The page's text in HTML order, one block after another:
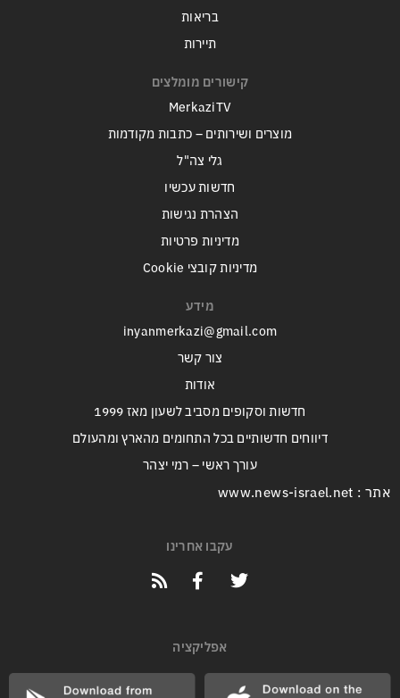
בריאות
תיירות
קישורים מומלצים
MerkaziTV
מוצרים ושירותים – כתבות מקודמות
גלי צה"ל
חדשות עכשיו
הצהרת נגישות
מדיניות פרטיות
מדיניות קובצי Cookie
מידע
inyanmerkazi@gmail.com
צור קשר
אודות
חדשות וסקופים מסביב לשעון מאז 1999
דיווחים חדשותיים בכל התחומים מהארץ ומהעולם
עורך ראשי – רמי יצהר
אתר : www.news-israel.net
עקבו אחרינו
אפליקציה